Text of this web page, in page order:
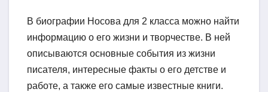
В биографии Носова для 2 класса можно найти
информацию о его жизни и творчестве. В ней
описываются основные события из жизни
писателя, интересные факты о его детстве и
работе, а также его самые известные книги.